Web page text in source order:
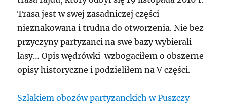
Trasa jest w swej zasadniczej części
nieznakowana i trudna do otworzenia. Nie bez
przyczyny partyzanci na swe bazy wybierali
lasy… Opis wędrówki wzbogaciłem o obszerne
opisy historyczne i podzieliłem na V części.
Szlakiem obozów partyzanckich w Puszczy